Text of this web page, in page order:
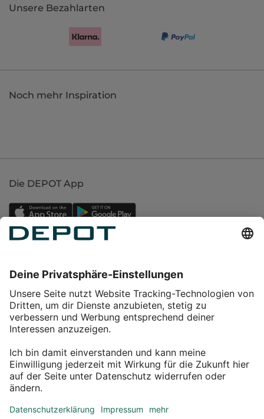
Unsere Bezahlarten
Noch mehr Inspiration
Die DEPOT App
Service
Über DEPOT
Kontakt